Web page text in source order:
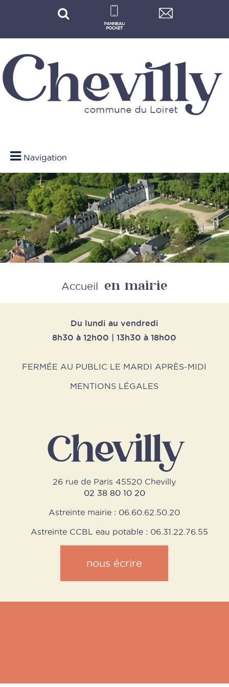
Navigation
Retour
Accueil en mairie
Du lundi au vendredi
8h30 à 12h00 | 13h30 à 18h00
FERMÉE AU PUBLIC LE MARDI APRÈS-MIDI
MENTIONS LÉGALES
Chevilly
26 rue de Paris 45520 Chevilly
02 38 80 10 20
Astreinte mairie : 06.60.62.50.20
Astreinte CCBL eau potable : 06.31.22.76.55
nous écrire